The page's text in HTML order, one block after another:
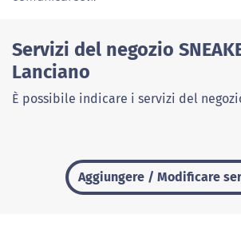
Servizi del negozio
Lanciano
È possibile indicare i servizi del
Aggiungere / Modificare